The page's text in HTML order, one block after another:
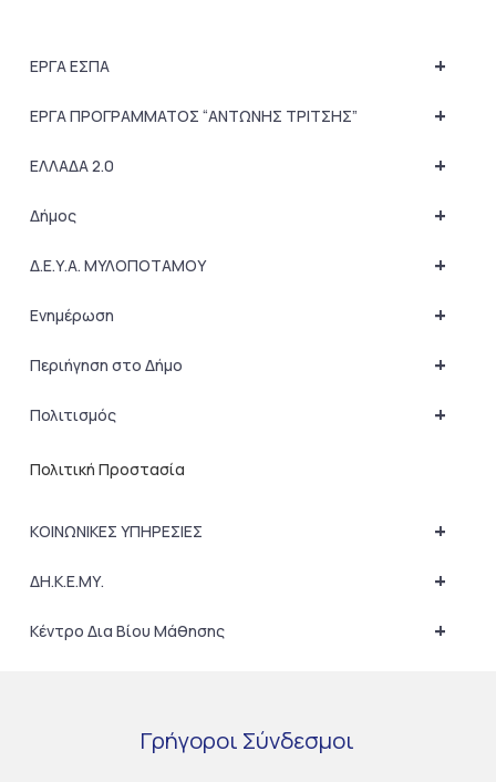
+
ΕΡΓΑ ΕΣΠΑ
+
ΕΡΓΑ ΠΡΟΓΡΑΜΜΑΤΟΣ “ΑΝΤΩΝΗΣ ΤΡΙΤΣΗΣ”
+
ΕΛΛΑΔΑ 2.0
+
Δήμος
+
Δ.Ε.Υ.Α. ΜΥΛΟΠΟΤΑΜΟΥ
+
Ενημέρωση
+
Περιήγηση στο Δήμο
+
Πολιτισμός
Πολιτική Προστασία
+
ΚΟΙΝΩΝΙΚΕΣ ΥΠΗΡΕΣΙΕΣ
+
ΔΗ.Κ.Ε.ΜΥ.
+
Κέντρο Δια Βίου Μάθησης
Γρήγοροι Σύνδεσμοι